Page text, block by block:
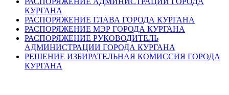
КУРГАНА
РАСПОРЯЖЕНИЕ ГЛАВА ГОРОДА КУРГАНА
РАСПОРЯЖЕНИЕ МЭР ГОРОДА КУРГАНА
РАСПОРЯЖЕНИЕ РУКОВОДИТЕЛЬ
АДМИНИСТРАЦИИ ГОРОДА КУРГАНА
РЕШЕНИЕ ИЗБИРАТЕЛЬНАЯ КОМИССИЯ ГОРОДА
КУРГАНА